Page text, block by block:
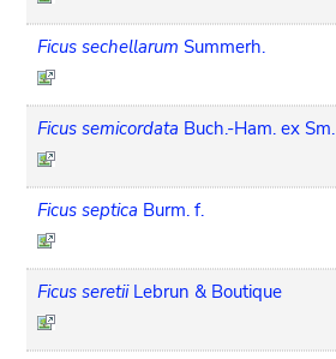
Ficus sechellarum Summerh.
Ficus semicordata Buch.-Ham. ex Sm.
Ficus septica Burm. f.
Ficus seretii Lebrun & Boutique